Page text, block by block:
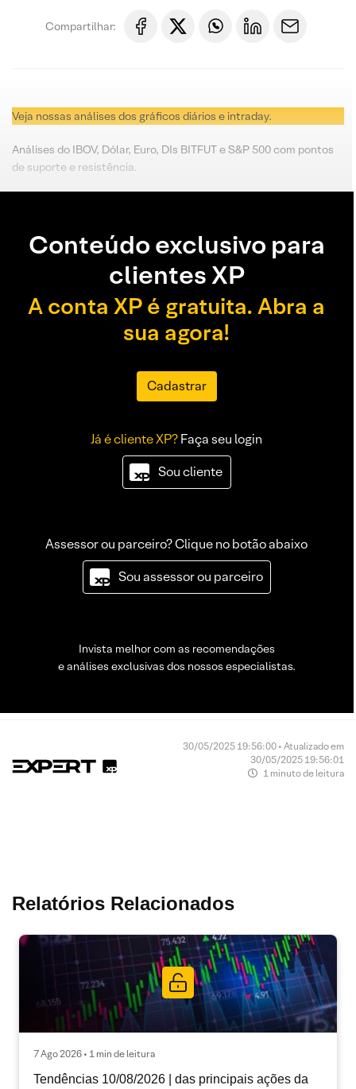
Compartilhar:
Veja nossas análises dos gráficos diários e intraday.
Análises do IBOV, Dólar, Euro, DIs BITFUT e S&P 500 com pontos
de suporte e resistência.
Conteúdo exclusivo para
clientes XP
A conta XP é gratuita. Abra a
sua agora!
Cadastrar
Já é cliente XP?Faça seu login
Sou cliente
Assessor ou parceiro? Clique no botão abaixo
Sou assessor ou parceiro
Invista melhor com as recomendações
e análises exclusivas dos nossos especialistas.
30/05/2025 19:56:00 • Atualizado em
30/05/2025 19:56:01
1 minuto de leitura
Relatórios Relacionados
7 Ago 2026 • 1 min de leitura
Tendências 10/08/2026 | das principais ações da